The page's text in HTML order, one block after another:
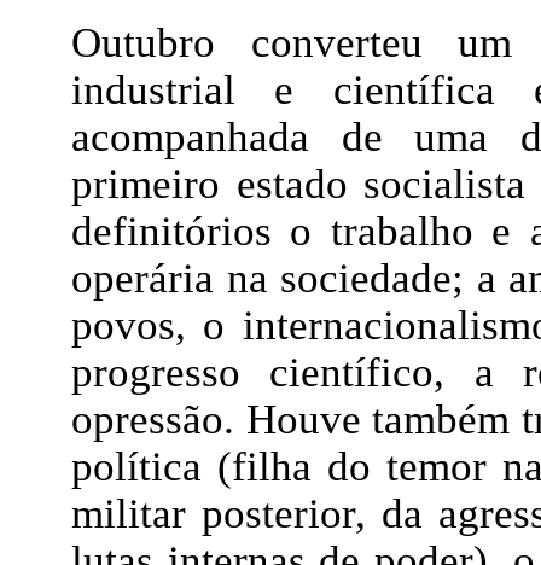
Outubro converteu um
industrial e científica
acompanhada de uma
primeiro estado
definitórios o trabalho e
operária na sociedade; a
povos, o
progresso científico, a
opressão. Houve também
política (filha do temor
militar posterior, da